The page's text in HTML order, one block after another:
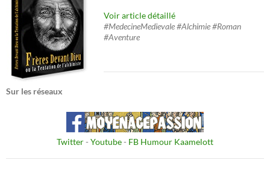
Voir article détaillé
#MedecineMedievale #Alchimie #Roman
#Aventure
Sur les réseaux
Twitter- Youtube- FB Humour Kaamelott